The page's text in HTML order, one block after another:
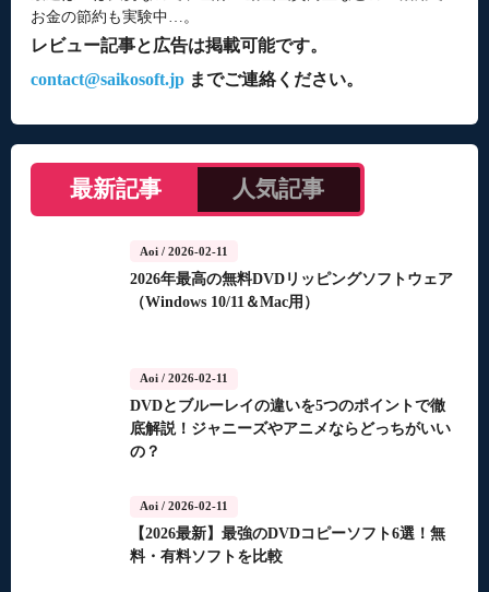
お金の節約も実験中…。
レビュー記事と広告は掲載可能です。
contact@saikosoft.jpまでご連絡ください。
最新記事 人気記事
Aoi/ 2026-02-11
2026年最高の無料DVDリッピングソフトウェア
（Windows 10/11＆Mac用）
Aoi/ 2026-02-11
DVDとブルーレイの違いを5つのポイントで徹
底解説！ジャニーズやアニメならどっちがいい
の？
Aoi/ 2026-02-11
【2026最新】最強のDVDコピーソフト6選！無
料・有料ソフトを比較